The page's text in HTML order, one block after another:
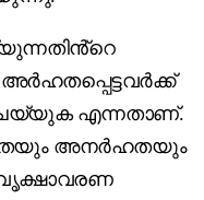
എന്നതാണ്.
അനർഹതയും
വൃക്ഷാവരണ